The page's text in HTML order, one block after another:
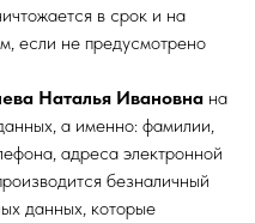
в срок и на
если не предусмотрено
Наталья Ивановна на
а именно: фамилии,
адреса электронной
безналичный
данных, которые